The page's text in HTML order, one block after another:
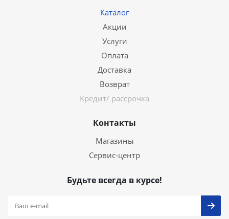
Каталог
Акции
Услуги
Оплата
Доставка
Возврат
Кредит/ рассрочка
Контакты
Магазины
Сервис-центр
Будьте всегда в курсе!